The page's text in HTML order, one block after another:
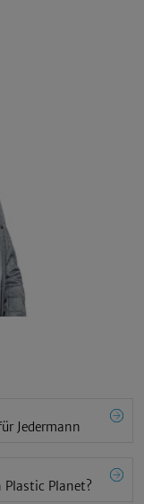
Jedermann
Plastic Planet?